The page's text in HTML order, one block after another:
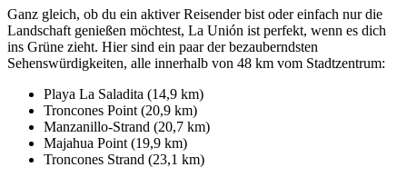
Ganz gleich, ob du ein aktiver Reisender bist oder einfach nur die
Landschaft genießen möchtest, La Unión ist perfekt, wenn es dich
ins Grüne zieht. Hier sind ein paar der bezauberndsten
Sehenswürdigkeiten, alle innerhalb von 48 km vom Stadtzentrum:
Playa La Saladita (14,9 km)
Troncones Point (20,9 km)
Manzanillo-Strand (20,7 km)
Majahua Point (19,9 km)
Troncones Strand (23,1 km)